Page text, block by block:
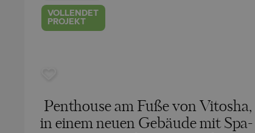
VOLLENDET
PROJEKT
Penthouse am Fuße von Vitosha,
in einem neuen Gebäude mit Spa-